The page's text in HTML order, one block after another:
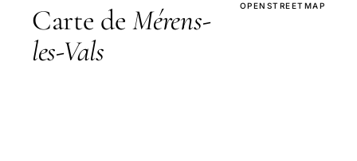
Carte deMérens-
les-Vals
OPENSTREETMAP